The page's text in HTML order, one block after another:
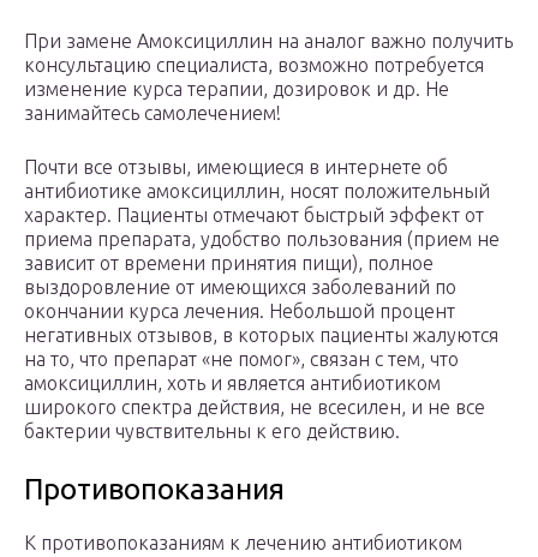
При замене Амоксициллин на аналог важно получить
консультацию специалиста, возможно потребуется
изменение курса терапии, дозировок и др. Не
занимайтесь самолечением!
Почти все отзывы, имеющиеся в интернете об
антибиотике амоксициллин, носят положительный
характер. Пациенты отмечают быстрый эффект от
приема препарата, удобство пользования (прием не
зависит от времени принятия пищи), полное
выздоровление от имеющихся заболеваний по
окончании курса лечения. Небольшой процент
негативных отзывов, в которых пациенты жалуются
на то, что препарат «не помог», связан с тем, что
амоксициллин, хоть и является антибиотиком
широкого спектра действия, не всесилен, и не все
бактерии чувствительны к его действию.
Противопоказания
К противопоказаниям к лечению антибиотиком